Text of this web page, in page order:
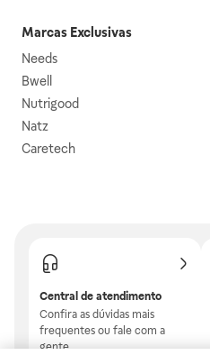
Marcas Exclusivas
Needs
Bwell
Nutrigood
Natz
Caretech
Central de atendimento
Confira as dúvidas mais
frequentes ou fale com a
gente.